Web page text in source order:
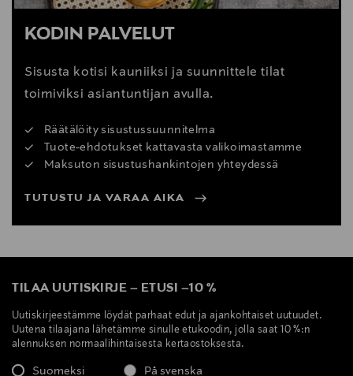
KODIN PALVELUT
Sisusta kotisi kauniiksi ja suunnittele tilat
toimiviksi asiantuntijan avulla.
Räätälöity sisustussuunnitelma
Tuote-ehdotukset kattavasta valikoimastamme
Maksuton sisustushankintojen yhteydessä
TUTUSTU JA VARAA AIKA
TILAA UUTISKIRJE – ETUSI –10 %
Uutiskirjeestämme löydät parhaat edut ja ajankohtaiset uutuudet.
Uutena tilaajana lähetämme sinulle etukoodin, jolla saat 10 %:n
alennuksen normaalihintaisesta kertaostoksesta.
Suomeksi På svenska